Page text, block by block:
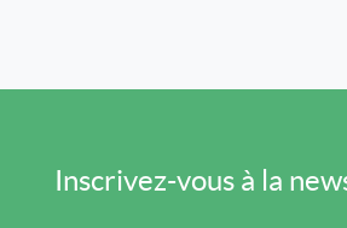
Inscrivez-vous à la